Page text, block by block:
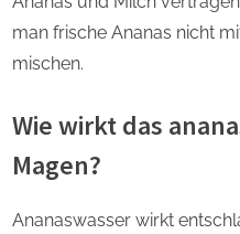
man frische Ananas nicht
mischen.
Wie wirkt das
Magen?
Ananaswasser wirkt